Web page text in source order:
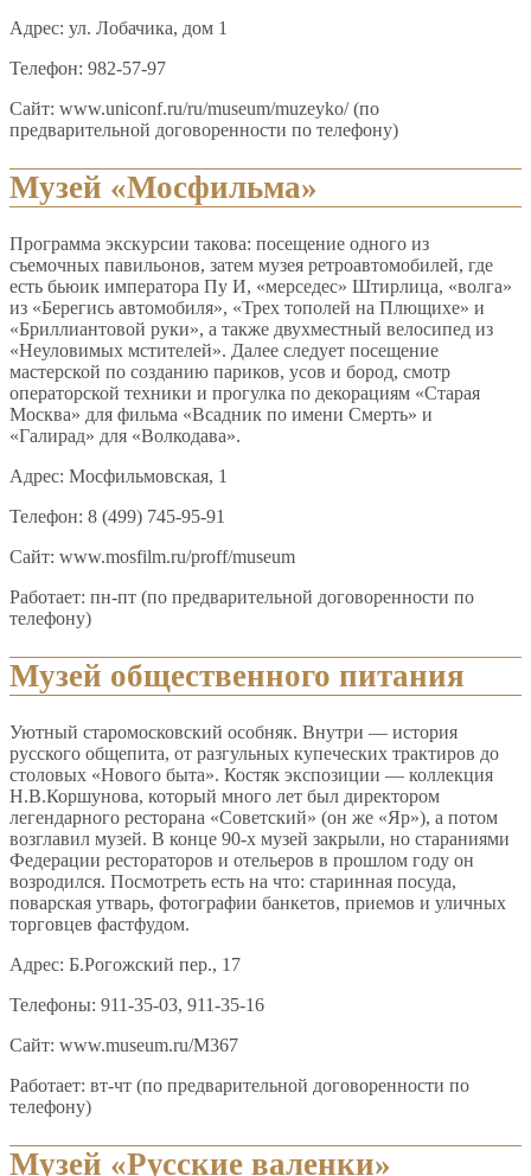
Адрес: ул. Лобачика, дом 1
Телефон: 982-57-97
Сайт: www.uniconf.ru/ru/museum/muzeyko/ (по
предварительной договоренности по телефону)
Музей «Мосфильма»
Программа экскурсии такова: посещение одного из
съемочных павильонов, затем музея ретроавтомобилей, где
есть бьюик императора Пу И, «мерседес» Штирлица, «волга»
из «Берегись автомобиля», «Трех тополей на Плющихе» и
«Бриллиантовой руки», а также двухместный велосипед из
«Неуловимых мстителей». Далее следует посещение
мастерской по созданию париков, усов и бород, смотр
операторской техники и прогулка по декорациям «Старая
Москва» для фильма «Всадник по имени Смерть» и
«Галирад» для «Волкодава».
Адрес: Мосфильмовская, 1
Телефон: 8 (499) 745-95-91
Сайт: www.mosfilm.ru/proff/museum
Работает: пн-пт (по предварительной договоренности по
телефону)
Музей общественного питания
Уютный старомосковский особняк. Внутри — история
русского общепита, от разгульных купеческих трактиров до
столовых «Нового быта». Костяк экспозиции — коллекция
Н.В.Коршунова, который много лет был директором
легендарного ресторана «Советский» (он же «Яр»), а потом
возглавил музей. В конце 90-х музей закрыли, но стараниями
Федерации рестораторов и отельеров в прошлом году он
возродился. Посмотреть есть на что: старинная посуда,
поварская утварь, фотографии банкетов, приемов и уличных
торговцев фастфудом.
Адрес: Б.Рогожский пер., 17
Телефоны: 911-35-03, 911-35-16
Сайт: www.museum.ru/M367
Работает: вт-чт (по предварительной договоренности по
телефону)
Музей «Русские валенки»